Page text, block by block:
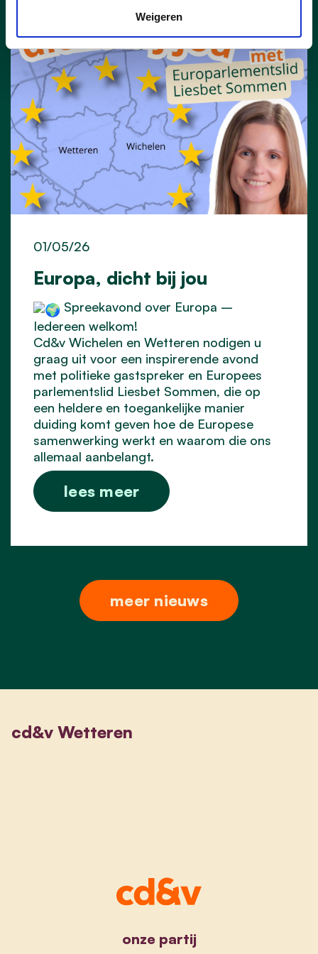
Weigeren
Europa, dicht bij jou
01/05/26
Spreekavond over Europa –
Iedereen welkom!
Cd&v Wichelen en Wetteren nodigen u
graag uit voor een inspirerende avond
met politieke gastspreker en Europees
parlementslid Liesbet Sommen, die op
een heldere en toegankelijke manier
duiding komt geven hoe de Europese
samenwerking werkt en waarom die ons
allemaal aanbelangt.
lees meer
meer nieuws
cd&v Wetteren
onze partij